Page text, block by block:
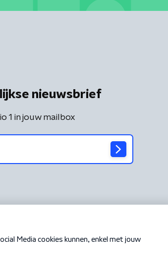
nieuwsbrief
1 in jouw mailbox